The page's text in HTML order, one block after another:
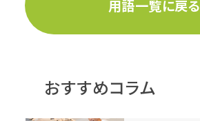
用語一覧に戻る
おすすめコラム